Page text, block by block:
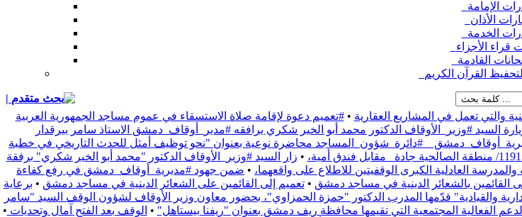
| بحث متقدم
والتي تعمل في المشاريع العقارية • #تعميم دعوة لإقامة صلاة الاستسقاء في عموم مساجد الجمهورية العربية
السيد #وزير_الأوقاف الدكتور محمد أبو الخير شكري يرافقه #مدير_أوقاف_دمشق الاستاذ سامر بيرقدار
_ #دائرة_شؤون_المساجد محاضرة نوعية بعنوان "نحو توظيف أمثل للحدث التاريخي في خطبة
• زار السيد #وزير_الأوقاف الدكتور "محمد أبو الخير شكري" برفقة
العادلية الكبرى الوقفيتين للاطلاع على واقعهما، • ضمن جهود #مديرية_أوقاف_دمشق في رفع كفاءة
• تعميم إلى القائمين على الشعائر الدينية في مساجد دمشق • برعاية
والقيادية" قدّمها المدرب الدكتور "حمزة الحمزاوي"، بحضور معاون وزير الأوقاف لشؤون الوقف السيد "سامر
• الوقف بعد الفتح آمال وتحديات •